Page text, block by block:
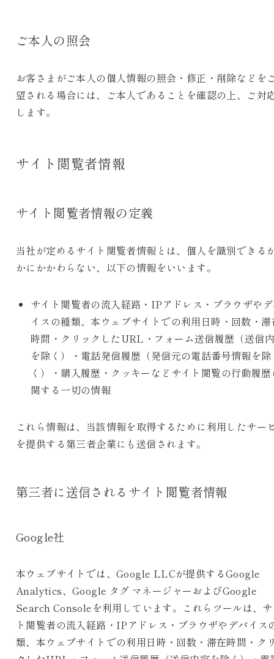
ご本人の照会
お客さまがご本人の個人情報の照会・修正・削除などを
望される場合には、ご本人であることを確認の上、ご対
します。
サイト閲覧者情報
サイト閲覧者情報の定義
当社が定めるサイト閲覧者情報とは、個人を識別できる
かにかかわらない、以下の情報をいいます。
サイト閲覧者の流入経路・IPアドレス・ブラウザや
イスの種類、本ウェブサイトでの利用日時・回数・滞
時間・クリックしたURL・フォーム送信履歴（送信
を除く）・電話発信履歴（発信元の電話番号情報を除
く）・購入履歴・クッキーなどサイト閲覧の行動履歴
関する一切の情報
これら情報は、当該情報を取得するために利用したサー
を提供する第三者企業にも送信されます。
第三者に送信されるサイト閲覧者情報
Google社
本ウェブサイトでは、Google LLCが提供するGoogle
Analytics、Google タグ マネージャーおよびGoogle
Search Consoleを利用しています。これらツールは、
ト閲覧者の流入経路・IPアドレス・ブラウザやデバイス
類、本ウェブサイトでの利用日時・回数・滞在時間・ク